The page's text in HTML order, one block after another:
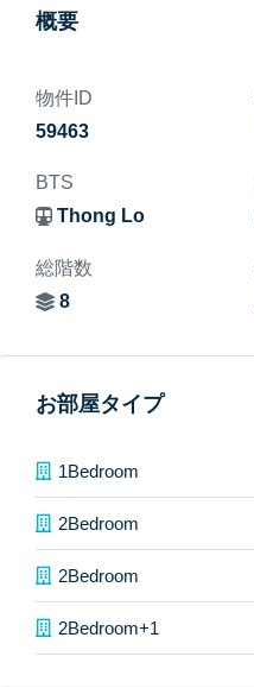
概要
物件ID
59463
BTS
Thong Lo
総階数
8
お部屋タイプ
1Bedroom
2Bedroom
2Bedroom
2Bedroom+1